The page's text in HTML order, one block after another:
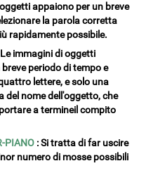
oggetti appaiono per un breve
la parola corretta
rapidamente possibile.
Le immagini di oggetti
periodo di tempo e
lettere, e solo una
del nome dell'oggetto, che
a termineil compito
PIANO : Si tratta di far uscire
numero di mosse possibili